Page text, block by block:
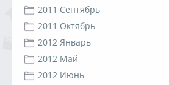
2011 Сентябрь
2011 Октябрь
2012 Январь
2012 Май
2012 Июнь